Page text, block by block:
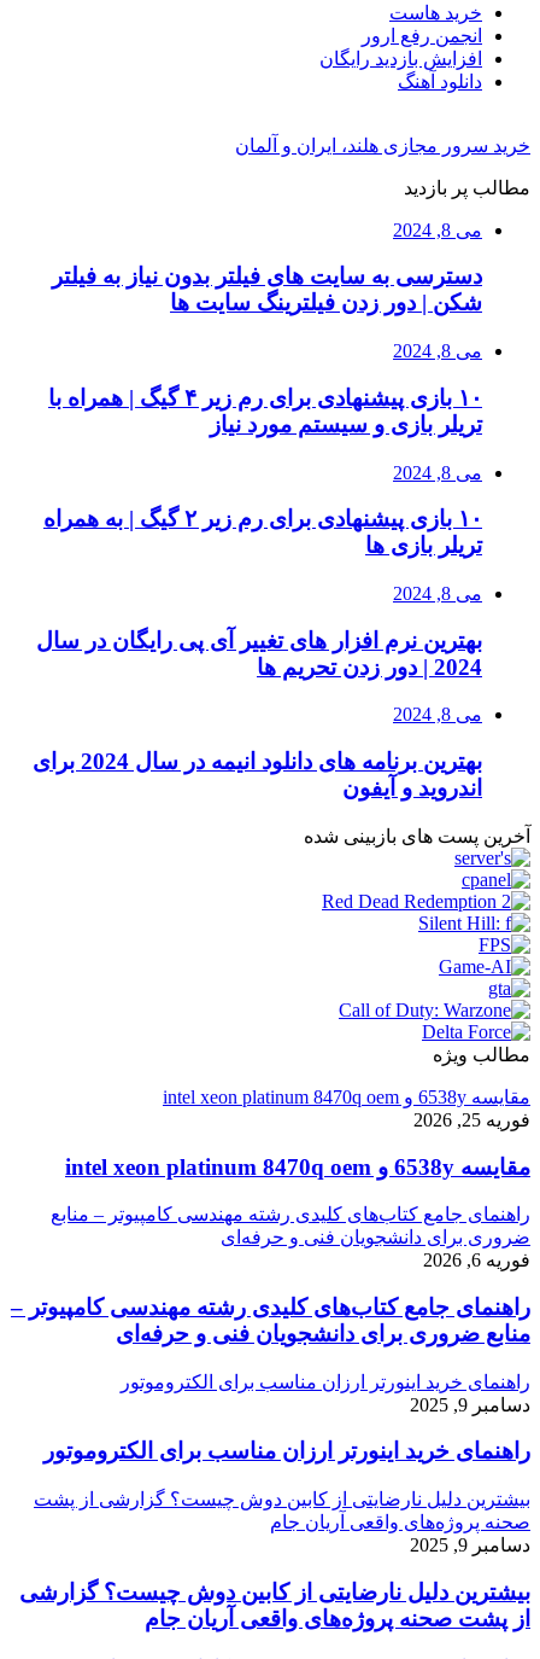
خرید هاست
انجمن رفع ارور
افزایش بازدید رایگان
دانلود آهنگ
خرید سرور مجازی هلند، ایران و آلمان
مطالب پر بازدید
می 8, 2024
دسترسی به سایت های فیلتر بدون نیاز به فیلتر
شکن | دور زدن فیلترینگ سایت ها
می 8, 2024
۱۰ بازی پیشنهادی برای رم زیر ۴ گیگ | همراه با
تریلر بازی و سیستم مورد نیاز
می 8, 2024
۱۰ بازی پیشنهادی برای رم زیر ۲ گیگ | به همراه
تریلر بازی ها
می 8, 2024
بهترین نرم افزار های تغییر آی پی رایگان در سال
2024 | دور زدن تحریم ها
می 8, 2024
بهترین برنامه های دانلود انیمه در سال 2024 برای
اندروید و آیفون
آخرین پست های بازبینی شده
مطالب ویژه
مقایسه 6538y و intel xeon platinum 8470q oem
فوریه 25, 2026
مقایسه 6538y و intel xeon platinum 8470q oem
راهنمای جامع کتاب‌های کلیدی رشته مهندسی کامپیوتر – منابع
ضروری برای دانشجویان فنی و حرفه‌ای
فوریه 6, 2026
راهنمای جامع کتاب‌های کلیدی رشته مهندسی کامپیوتر –
منابع ضروری برای دانشجویان فنی و حرفه‌ای
راهنمای خرید اینورتر ارزان مناسب برای الکتروموتور
دسامبر 9, 2025
راهنمای خرید اینورتر ارزان مناسب برای الکتروموتور
بیشترین دلیل نارضایتی از کابین دوش چیست؟ گزارشی از پشت
صحنه پروژه‌های واقعی آریان جام
دسامبر 9, 2025
بیشترین دلیل نارضایتی از کابین دوش چیست؟ گزارشی
از پشت صحنه پروژه‌های واقعی آریان جام